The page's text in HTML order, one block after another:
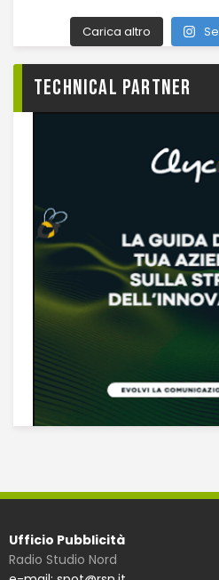
Carica altro
TECHNICAL PARTNER
Ufficio Pubblicità
Radio Studio Nord